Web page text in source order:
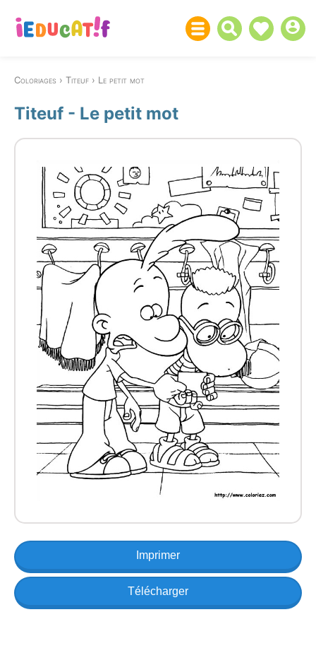
Coloriages Titeuf Le petit mot
Titeuf - Le petit mot
Imprimer
Télécharger